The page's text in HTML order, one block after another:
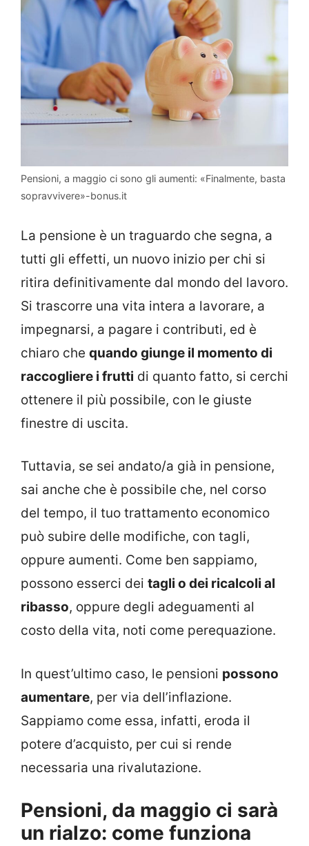
Pensioni, a maggio ci sono gli aumenti: «Finalmente, basta
sopravvivere»-bonus.it
La pensione è un traguardo che segna, a
tutti gli effetti, un nuovo inizio per chi si
ritira definitivamente dal mondo del lavoro.
Si trascorre una vita intera a lavorare, a
impegnarsi, a pagare i contributi, ed è
chiaro che quando giunge il momento di
raccogliere i frutti di quanto fatto, si cerchi
ottenere il più possibile, con le giuste
finestre di uscita.
Tuttavia, se sei andato/a già in pensione,
sai anche che è possibile che, nel corso
del tempo, il tuo trattamento economico
può subire delle modifiche, con tagli,
oppure aumenti. Come ben sappiamo,
possono esserci dei tagli o dei ricalcoli al
ribasso, oppure degli adeguamenti al
costo della vita, noti come perequazione.
In quest’ultimo caso, le pensioni possono
aumentare, per via dell’inflazione.
Sappiamo come essa, infatti, eroda il
potere d’acquisto, per cui si rende
necessaria una rivalutazione.
Pensioni, da maggio ci sarà
un rialzo: come funziona